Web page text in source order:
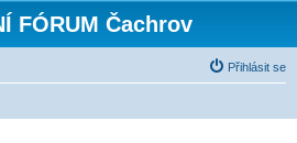
FÓRUM Čachrov
Přihlásit se